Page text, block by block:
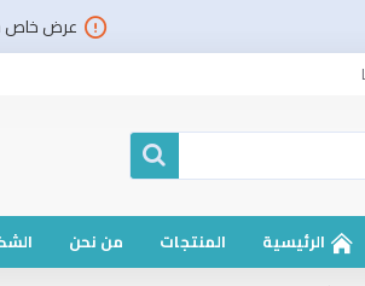
عرض خاص
الرئيسية المنتجات من نحن